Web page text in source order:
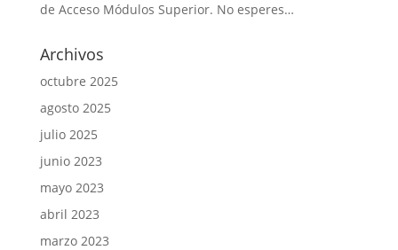
de Acceso Módulos Superior. No esperes…
Archivos
octubre 2025
agosto 2025
julio 2025
junio 2023
mayo 2023
abril 2023
marzo 2023